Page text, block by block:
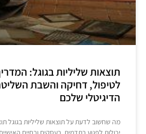
תוצאות שליליות בגוגל:
לטיפול, דחיקה והשבת
הדיגיטלי שלכם
מה שחשוב לדעת על תוצאות שליליות בגוגל